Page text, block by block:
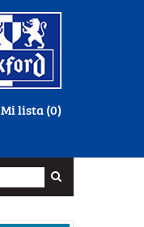
Mi lista (0)